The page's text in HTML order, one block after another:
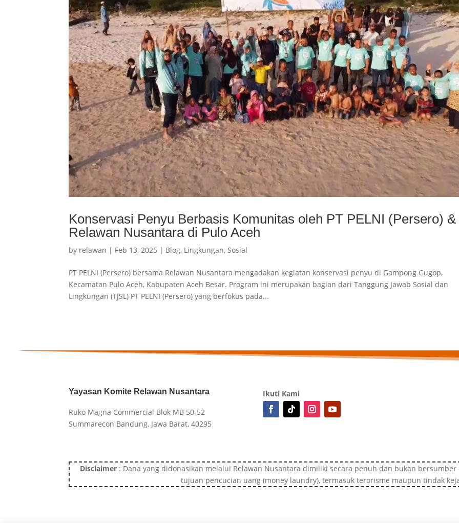
Konservasi Penyu Berbasis Komunitas oleh PT PELNI (Persero) &
Relawan Nusantara di Pulo Aceh
by relawan | Feb 13, 2025 | Blog, Lingkungan, Sosial
PT PELNI (Persero) bersama Relawan Nusantara mengadakan kegiatan konservasi penyu di Gampong Gugop,
Kecamatan Pulo Aceh, Kabupaten Aceh Besar. Program ini merupakan bagian dari Tanggung Jawab Sosial dan
Lingkungan (TJSL) PT PELNI (Persero) yang berfokus pada...
Yayasan Komite Relawan Nusantara
Ruko Magna Commercial Blok MB 50-52
Summarecon Bandung, Jawa Barat, 40295
Ikuti Kami
Disclaimer: Dana yang didonasikan melalui Relawan Nusantara dimiliki secara penuh dan bukan
tujuan pencucian uang (money laundry), termasuk terorisme maupun tindak